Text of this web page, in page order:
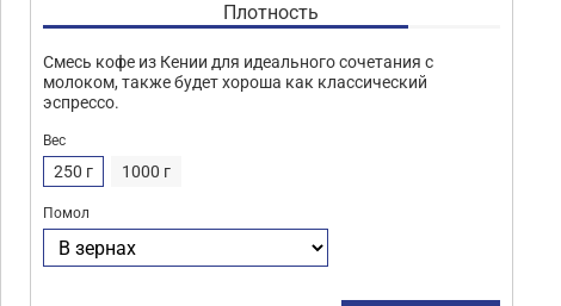
Плотность
Смесь кофе из Кении для идеального сочетания с
молоком, также будет хороша как классический
эспрессо.
Вес
250 г 1000 г
Помол